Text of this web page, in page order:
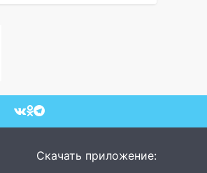
Скачать приложение: